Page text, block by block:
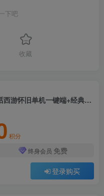
下吧
收藏
【一键安装】经典端游GGE三族大话西游怀旧单机一键端+经典召唤兽+GM工具带视频教程+超详细教程+假人摆摊无配饰飞升
积分
终身会员 免费
登录购买